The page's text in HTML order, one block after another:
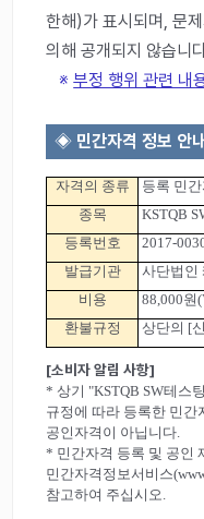
한해)가 표시되며, 문
의해 공개되지 않습니
※부정 행위 관련 내
◈ 민간자격 정보 안내
자격의 종류
등록 민간
종목
KSTQB
등록번호
2017-
발급기관
사단법인
비용
88,000원
환불규정
상단의 [
[소비자 알림 사항]
* 상기 "KSTQB SW테스
규정에 따라 등록한 민간
공인자격이 아닙니다.
* 민간자격 등록 및 공인
민간자격정보서비스
참고하여 주십시오.